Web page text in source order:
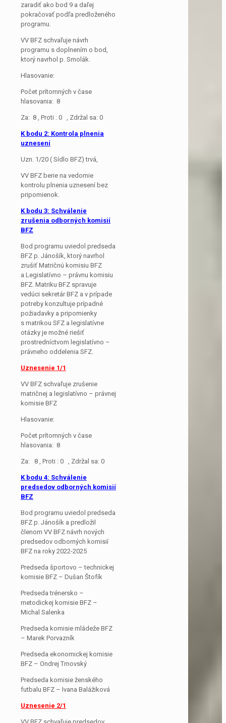
zaradiť ako bod 9 a daľej
pokračovať podľa predloženého
programu.
VV BFZ schvaľuje návrh
programu s doplnením o bod,
ktorý navrhol p. Smolák.
Hlasovanie:
Počet prítomných v čase
hlasovania: 8
Za: 8 , Proti : 0 , Zdržal sa: 0
K bodu 2: Kontrola plnenia
uznesení
Uzn. 1/20 ( Sídlo BFZ) trvá,
VV BFZ berie na vedomie
kontrolu plnenia uznesení bez
pripomienok.
K bodu 3: Schválenie
zrušenia odborných komisií
BFZ
Bod programu uviedol predseda
BFZ p. Jánošík, ktorý navrhol
zrušiť Matričnú komisiu BFZ
a Legislatívno – právnu komisiu
BFZ. Matriku BFZ spravuje
vedúci sekretár BFZ a v prípade
potreby konzultuje prípadné
požiadavky a pripomienky
s matrikou SFZ a legislatívne
otázky je možné riešiť
prostredníctvom legislatívno –
právneho oddelenia SFZ.
Uznesenie 1/1
VV BFZ schvaľuje zrušenie
matričnej a legislatívno – právnej
komisie BFZ
Hlasovanie:
Počet prítomných v čase
hlasovania: 8
Za: 8 , Proti : 0 , Zdržal sa: 0
K bodu 4: Schválenie
predsedov odborných komisií
BFZ
Bod programu uviedol predseda
BFZ p. Jánošík a predložil
členom VV BFZ návrh nových
predsedov odborných komisií
BFZ na roky 2022-2025
Predseda športovo – technickej
komisie BFZ – Dušan Štofík
Predseda trénersko –
metodickej komisie BFZ –
Michal Salenka
Predseda komisie mládeže BFZ
– Marek Porvazník
Predseda ekonomickej komisie
BFZ – Ondrej Trnovský
Predseda komisie ženského
futbalu BFZ – Ivana Balážiková
Uznesenie 2/1